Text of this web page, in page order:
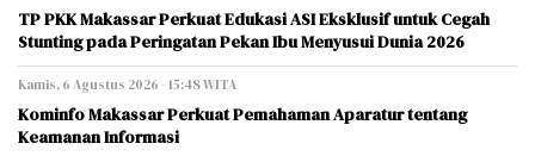
TP PKK Makassar Perkuat Edukasi ASI Eksklusif untuk Cegah
Stunting pada Peringatan Pekan Ibu Menyusui Dunia 2026
Kamis, 6 Agustus 2026 - 15:48 WITA
Kominfo Makassar Perkuat Pemahaman Aparatur tentang
Keamanan Informasi